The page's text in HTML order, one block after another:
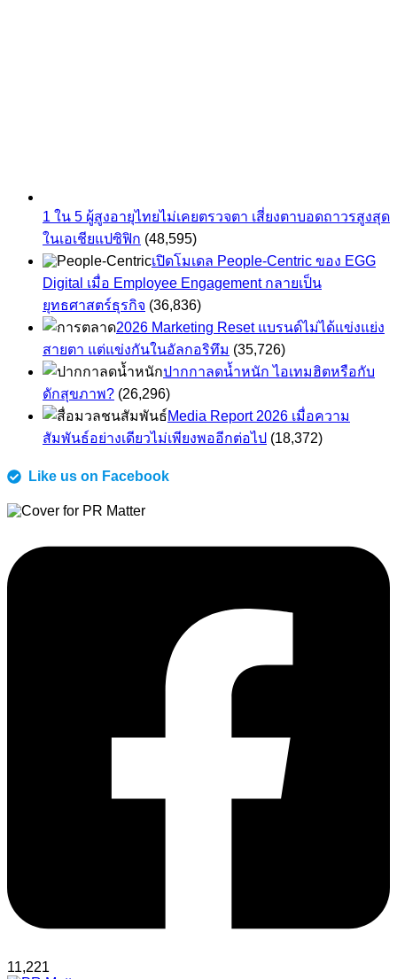
1 ใน 5 ผู้สูงอายุไทยไม่เคยตรวจตา เสี่ยงตาบอดถาวรสูงสุด
ในเอเชียแปซิฟิก (48,595)
เปิดโมเดล People-Centric ของ EGG
Digital เมื่อ Employee Engagement กลายเป็น
ยุทธศาสตร์ธุรกิจ (36,836)
2026 Marketing Reset แบรนด์ไม่ได้แข่งแย่ง
สายตา แต่แข่งกันในอัลกอริทึม (35,726)
ปากกาลดน้ำหนัก ไอเทมฮิตหรือกับ
ดักสุขภาพ? (26,296)
Media Report 2026 เมื่อความ
สัมพันธ์อย่างเดียวไม่เพียงพออีกต่อไป (18,372)
Like us on Facebook
11,221